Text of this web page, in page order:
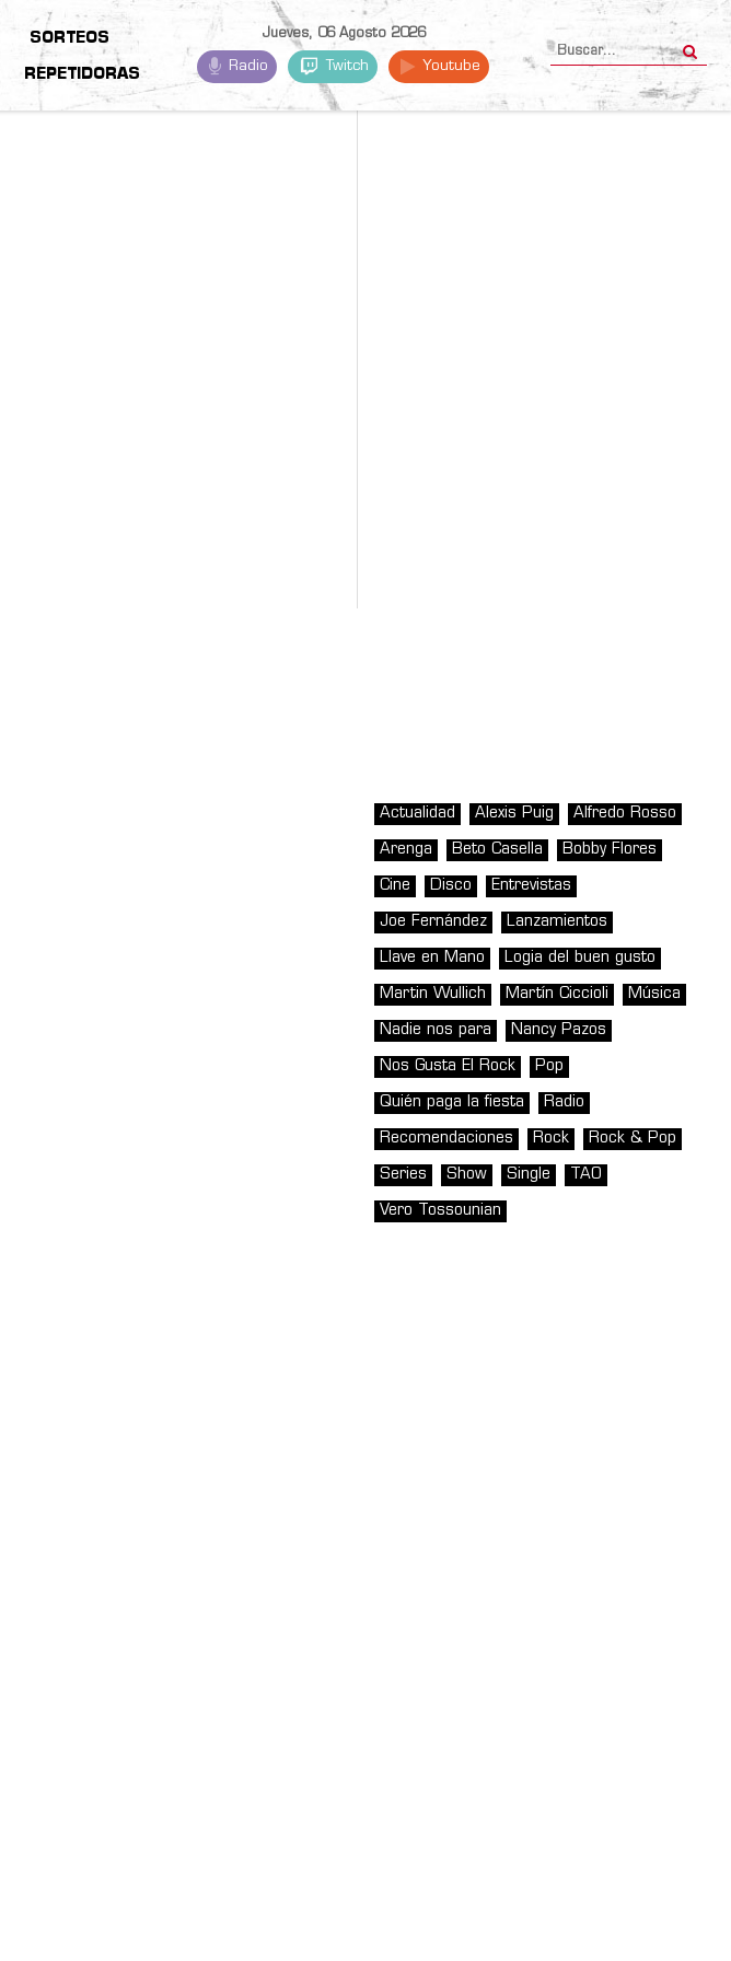
SORTEOS
REPETIDORAS
Jueves, 06 Agosto 2026
Radio Twitch Youtube
Actualidad Alexis Puig Alfredo Rosso
Arenga Beto Casella Bobby Flores
Cine Disco Entrevistas
Joe Fernández Lanzamientos
Llave en Mano Logia del buen gusto
Martin Wullich Martín Ciccioli Música
Nadie nos para Nancy Pazos
Nos Gusta El Rock Pop
Quién paga la fiesta Radio
Recomendaciones Rock Rock & Pop
Series Show Single TAO
Vero Tossounian